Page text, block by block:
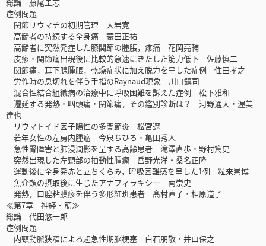
症例問題
関節リウマチの初期管理 大岩寛
高齢者の持続する全身痛 蓑田正祐
高齢者に突然発症した膝関節の腫脹，疼痛 花岡亮輔
皮疹・関節痛出現後に比較的急速にきたした筋力低下 佐藤慎二
関節痛，耳下腺腫脹，乾燥症状に加え脱力を呈した症例 住田孝之
労作時の息切れを伴う手指のRaynaud現象 川口鎮司
混合性結合組織病の治療中に呼吸困難を訴えた症例 松下雅和
遷延する発熱・咽頭痛・関節痛，その鑑別診断は？ 河野通大・渥美
達也
リウマトイド因子陽性の多関節炎 松宮遼
若年女性の左房内腫瘤 今泉ちひろ・亀田秀人
急性腎障害と肺浸潤影を呈する高齢患者 滝澤直歩・野村篤史
突然出現した左頸部の拍動性腫瘤 岳野光洋・桑名正隆
運動後に全身発赤と立ちくらみ，呼吸困難感を呈した1例 粒来崇博
魚介類の摂取後に生じたアナフィラキシー 南崇史
発熱，口腔粘膜疹を伴う多形紅斑患者 髙村直子・相原道子
≪第7章 神経・筋≫
総論 代田悠一郎
症例問題
内頸動脈狭窄による超急性期脳梗塞 白石朋敬・井口保之